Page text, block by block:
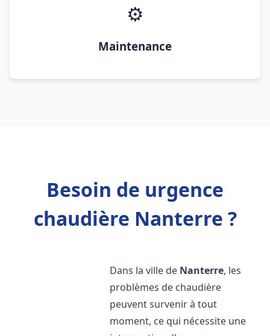
⚙️
Maintenance
Besoin de urgence
chaudière Nanterre ?
Dans la ville de Nanterre, les
problèmes de chaudière
peuvent survenir à tout
moment, ce qui nécessite une